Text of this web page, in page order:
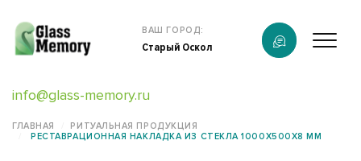
info@glass-memory.ru
ВАШ ГОРОД:
Старый Оскол
Продукция
ГЛАВНАЯ
РИТУАЛЬНАЯ ПРОДУКЦИЯ
РЕСТАВРАЦИОННАЯ НАКЛАДКА ИЗ СТЕКЛА 1000X500X8 ММ